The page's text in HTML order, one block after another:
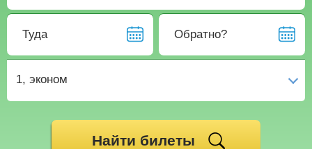
Туда Обратно?
1, эконом
Найти билеты